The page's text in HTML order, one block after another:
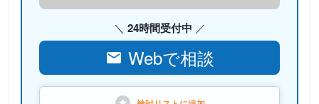
24時間受付中
Webで相談